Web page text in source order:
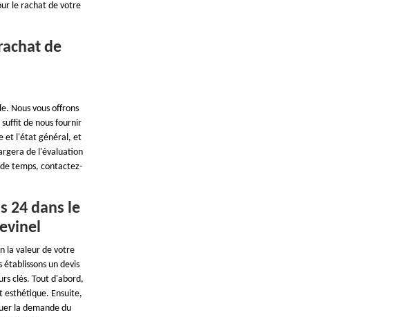
le rachat de votre
de
Nous vous offrons
de nous fournir
et l'état général, et
de l'évaluation
temps, contactez-
24 dans le
la valeur de votre
établissons un devis
clés. Tout d'abord,
esthétique. Ensuite,
la demande du